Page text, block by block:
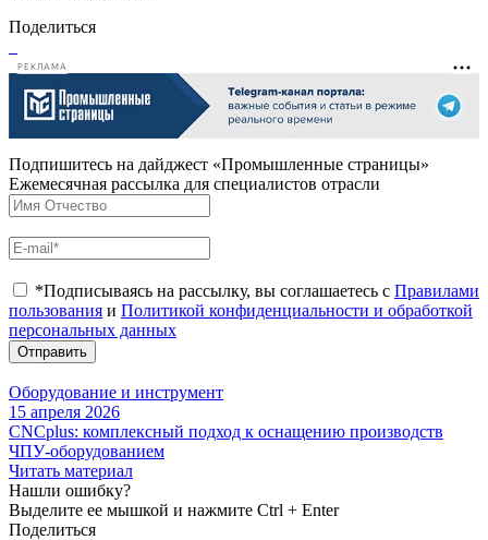
Поделиться
РЕКЛАМА
Подпишитесь на дайджест «Промышленные страницы»
Ежемесячная рассылка для специалистов отрасли
*Подписываясь на рассылку, вы соглашаетесь с Правилами
пользования и Политикой конфиденциальности и обработкой
персональных данных
Отправить
Оборудование и инструмент
15 апреля 2026
CNCplus: комплексный подход к оснащению производств
ЧПУ-оборудованием
Читать материал
Нашли ошибку?
Выделите ее мышкой и нажмите Ctrl + Enter
Поделиться